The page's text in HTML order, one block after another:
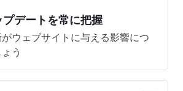
デートを常に把握
ウェブサイトに与える影響につ
う